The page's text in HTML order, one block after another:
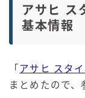
アサヒ ス
基本情報
「 アサヒ スタ
まとめたので、